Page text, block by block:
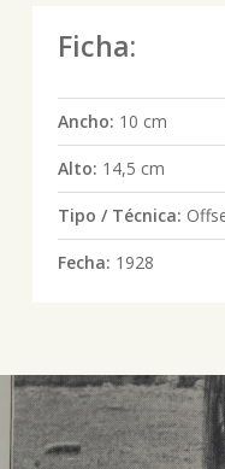
Ficha:
Ancho: 10 cm
Alto: 14,5 cm
Tipo / Técnica:
Fecha: 1928